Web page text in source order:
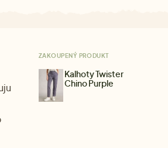
ZAKOUPENÝ PRODUKT
Kalhoty Twister
Chino Purple